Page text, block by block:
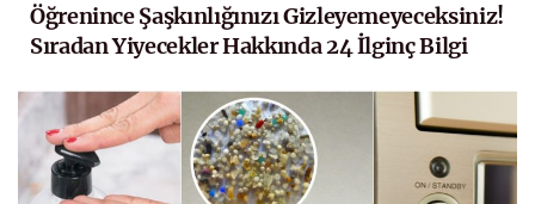
Öğrenince Şaşkınlığınızı Gizleyemeyeceksiniz!
Sıradan Yiyecekler Hakkında 24 İlginç Bilgi